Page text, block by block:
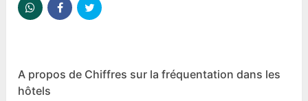
A propos de Chiffres sur la fréquentation dans les
hôtels